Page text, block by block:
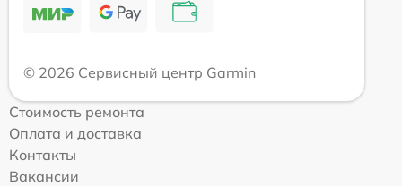
© 2026 Сервисный центр Garmin
Стоимость ремонта
Оплата и доставка
Контакты
Вакансии